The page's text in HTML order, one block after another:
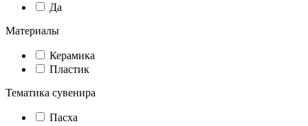
Да
Материалы
Керамика
Пластик
Тематика сувенира
Пасха